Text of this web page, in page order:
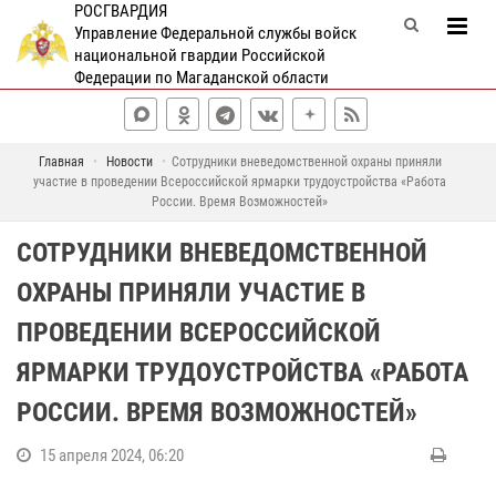
РОСГВАРДИЯ
Управление Федеральной службы войск
национальной гвардии Российской
Федерации по Магаданской области
Главная Новости
Сотрудники вневедомственной охраны приняли
участие в проведении Всероссийской ярмарки трудоустройства «Работа
России. Время Возможностей»
СОТРУДНИКИ ВНЕВЕДОМСТВЕННОЙ
ОХРАНЫ ПРИНЯЛИ УЧАСТИЕ В
ПРОВЕДЕНИИ ВСЕРОССИЙСКОЙ
ЯРМАРКИ ТРУДОУСТРОЙСТВА «РАБОТА
РОССИИ. ВРЕМЯ ВОЗМОЖНОСТЕЙ»
15 апреля 2024, 06:20